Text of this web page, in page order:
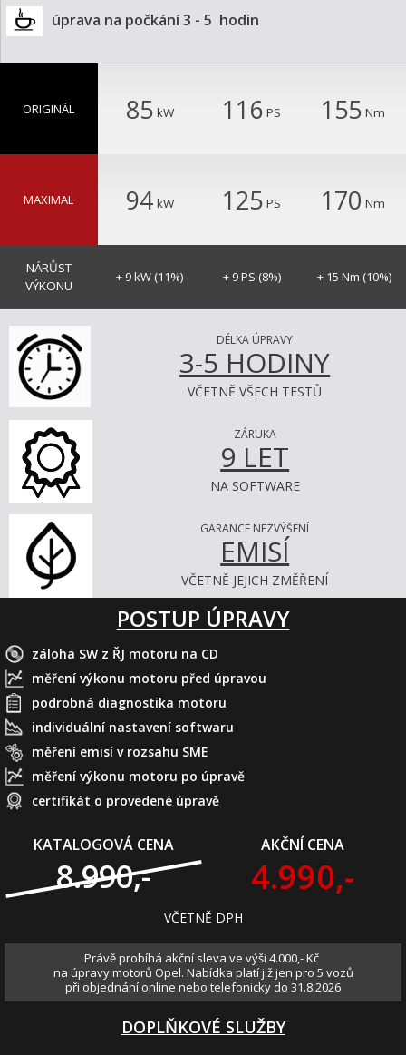
úprava na počkání 3 - 5  hodin
ORIGINÁL 85 kW 116 PS 155 Nm
MAXIMAL 94 kW 125 PS 170 Nm
NÁRŮST
VÝKONU
+ 9 kW (11%) + 9 PS (8%) + 15 Nm (10%)
DÉLKA ÚPRAVY
3-5 HODINY
VČETNĚ VŠECH TESTŮ
ZÁRUKA
9 LET
NA SOFTWARE
GARANCE NEZVÝŠENÍ
EMISÍ
VČETNĚ JEJICH ZMĚŘENÍ
POSTUP ÚPRAVY
záloha SW z ŘJ motoru na CD
měření výkonu motoru před úpravou
podrobná diagnostika motoru
individuální nastavení softwaru
měření emisí v rozsahu SME
měření výkonu motoru po úpravě
certifikát o provedené úpravě
KATALOGOVÁ CENA
8.990,-
AKČNÍ CENA
4.990,-
VČETNĚ DPH
Právě probíhá akční sleva ve výši 4.000,- Kč
na úpravy motorů Opel. Nabídka platí již jen pro 5 vozů
při objednání online nebo telefonicky do 31.8.2026
DOPLŇKOVÉ SLUŽBY